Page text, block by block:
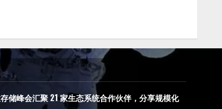
储峰会汇聚 21 家生态系统合作伙伴，分享规模化